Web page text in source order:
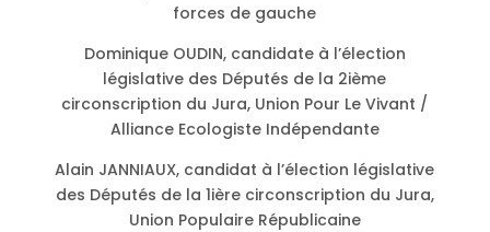
forces de gauche
Dominique OUDIN, candidate à l’élection
législative des Députés de la 2ième
circonscription du Jura, Union Pour Le Vivant /
Alliance Ecologiste Indépendante
Alain JANNIAUX, candidat à l’élection législative
des Députés de la 1ière circonscription du Jura,
Union Populaire Républicaine